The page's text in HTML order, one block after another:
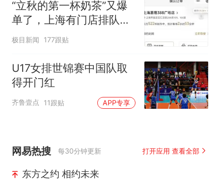
“立秋的第一杯奶茶”又爆
单了，上海有门店排队超
500杯，店员：今天奶茶
时
极目新闻 177跟贴
U17女排世锦赛中国队取
得开门红
齐鲁壹点 11跟贴 APP专享
网易热搜 每30分钟更新 打开应用 查看全部
东方之约 相约未来